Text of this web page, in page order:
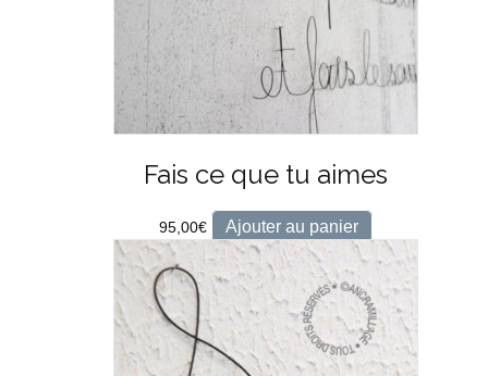
Fais ce que tu aimes
95,00€ Ajouter au panier